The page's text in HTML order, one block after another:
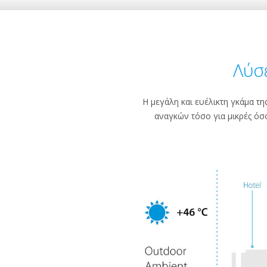
Η μεγάλη και ευέλικτη γκάμα
αναγκών τόσο για μικρές